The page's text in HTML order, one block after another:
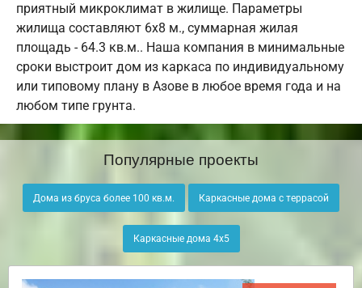
приятный микроклимат в жилище. Параметры
жилища составляют 6х8 м., суммарная жилая
площадь - 64.3 кв.м.. Наша компания в минимальные
сроки выстроит дом из каркаса по индивидуальному
или типовому плану в Азове в любое время года и на
любом типе грунта.
Популярные проекты
Дома из бруса более 100 кв.м. Каркасные дома с террасой
Каркасные дома 4х5